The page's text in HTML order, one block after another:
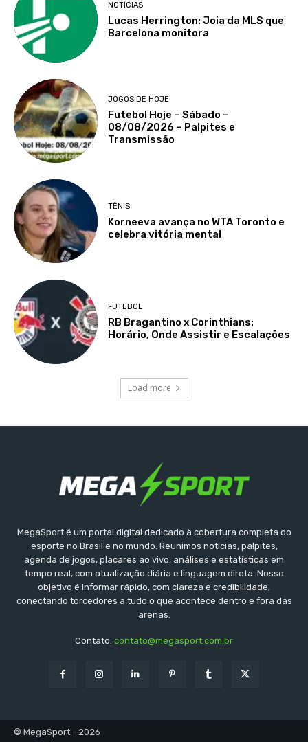
NOTÍCIAS
Lucas Herrington: Joia da MLS que
Barcelona monitora
JOGOS DE HOJE
Futebol Hoje – Sábado –
08/08/2026 – Palpites e
Transmissão
TÊNIS
Korneeva avança no WTA Toronto e
celebra vitória mental
FUTEBOL
RB Bragantino x Corinthians:
Horário, Onde Assistir e Escalações
Load more
MegaSport é um portal digital dedicado à cobertura completa do
esporte no Brasil e no mundo. Reunimos notícias, palpites,
agenda de jogos, placares ao vivo, análises e estatísticas em
tempo real, com atualização diária e linguagem direta. Nosso
objetivo é informar rápido, com clareza e credibilidade,
conectando torcedores a tudo o que acontece dentro e fora das
arenas.
Contato: contato@megasport.com.br
© MegaSport - 2026